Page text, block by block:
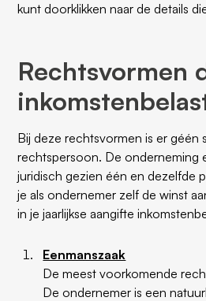
kunt doorklikken naar de details
Rechtsvormen
Bij deze rechtsvormen is er géén
rechtspersoon. De onderneming
juridisch gezien één en dezelfde
je als ondernemer zelf de winst
in je jaarlijkse aangifte
Eenmanszaak
De meest voorkomende
De ondernemer is een